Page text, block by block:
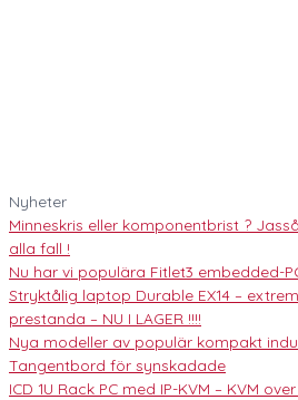
Nyheter
Minneskris eller komponentbrist ?
alla fall !
Nu har vi populära Fitlet3 embedded-
Stryktålig laptop Durable EX14 –
prestanda – NU I LAGER !!!!
Nya modeller av populär kompakt
Tangentbord för synskadade
ICD 1U Rack PC med IP-KVM – KVM